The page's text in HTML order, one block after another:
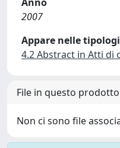
2007
Appare nelle
4.2 Abstract in Atti di
File in questo
Non ci sono file